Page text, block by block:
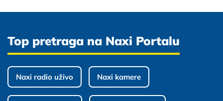
Top pretraga na Naxi Portalu
Naxi radio uživo Naxi kamere